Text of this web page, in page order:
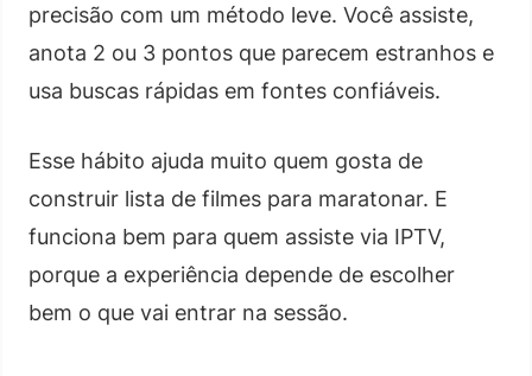
precisão com um método leve. Você assiste,
anota 2 ou 3 pontos que parecem estranhos e
usa buscas rápidas em fontes confiáveis.
Esse hábito ajuda muito quem gosta de
construir lista de filmes para maratonar. E
funciona bem para quem assiste via IPTV,
porque a experiência depende de escolher
bem o que vai entrar na sessão.